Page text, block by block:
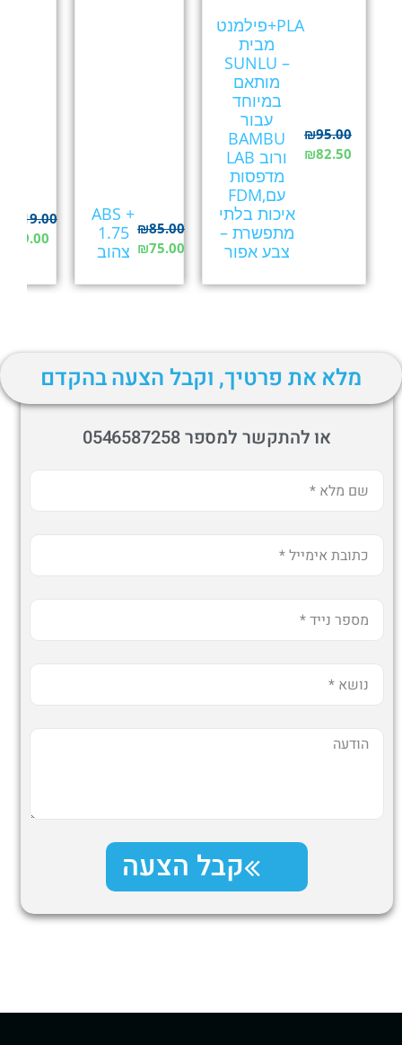
פילמנט+PLA
מבית
SUNLU –
מותאם
במיוחד
עבור
BAMBU
LAB ורוב
מדפסות
FDM,עם
איכות בלתי
מתפשרת –
צבע אפור
₪95.00
₪82.50
ABS +
1.75
צהוב
₪85.00
₪75.00
119.00
99.00
מלא את פרטיך, וקבל הצעה בהקדם
או להתקשר למספר 0546587258
קבל הצעה